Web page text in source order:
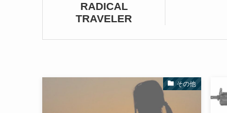
RADICAL
TRAVELER
その他